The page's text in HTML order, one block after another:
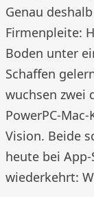
Genau
Firmenpleite:
Boden unter
Schaffen
wuchsen zwei
PowerPC-
Vision. Beide
heute bei
wiederkehrt: